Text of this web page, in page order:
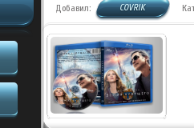
Добавил: COVRIK